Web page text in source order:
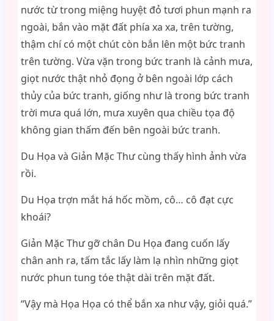
nước từ trong miệng huyệt đỏ tươi phun mạnh ra
ngoài, bắn vào mặt đất phía xa xa, trên tường,
thậm chí có một chút còn bắn lên một bức tranh
trên tường. Vừa vặn trong bức tranh là cảnh mưa,
giọt nước thật nhỏ đọng ở bên ngoài lớp cách
thủy của bức tranh, giống như là trong bức tranh
trời mưa quá lớn, mưa xuyên qua chiều tọa độ
không gian thấm đến bên ngoài bức tranh.
Du Họa và Giản Mặc Thư cùng thấy hình ảnh vừa
rồi.
Du Họa trợn mắt há hốc mồm, cô… cô đạt cực
khoái?
Giản Mặc Thư gỡ chân Du Họa đang cuốn lấy
chân anh ra, tấm tắc lấy làm lạ nhìn những giọt
nước phun tung tóe thật dài trên mặt đất.
“Vậy mà Họa Họa có thể bắn xa như vậy, giỏi quá.”